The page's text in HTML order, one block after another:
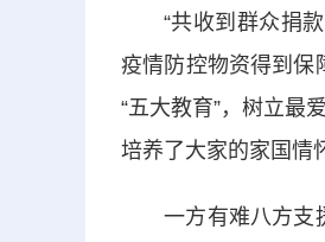
“共收到群众捐款
疫情防控物资得到保
“五大教育”，树立最
培养了大家的家国情
一方有难八方支援